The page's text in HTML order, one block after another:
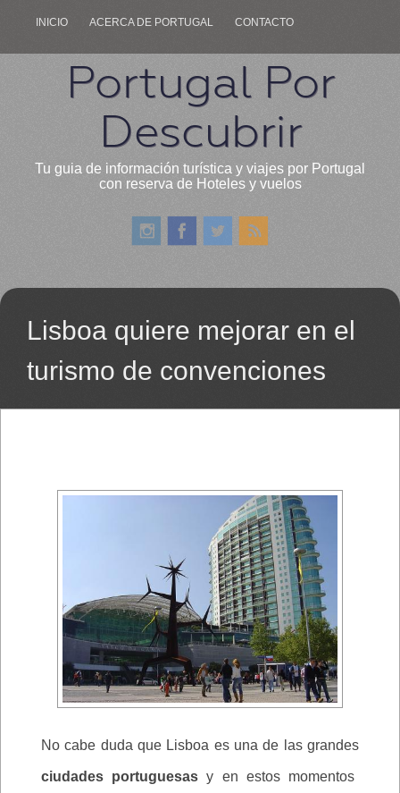
INICIO ACERCA DE PORTUGAL CONTACTO
Portugal Por
Descubrir
Tu guia de información turística y viajes por Portugal
con reserva de Hoteles y vuelos
Lisboa quiere mejorar en el
turismo de convenciones
No cabe duda que Lisboa es una de las grandes
ciudades portuguesasy en estos momentos